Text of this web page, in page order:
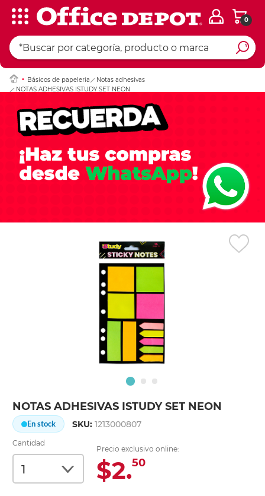
0
Básicos de papeleria
Notas adhesivas
NOTAS ADHESIVAS ISTUDY SET NEON
NOTAS ADHESIVAS ISTUDY SET NEON
En stock SKU:1213000807
Cantidad
Precio exclusivo online:
$2.50
Ingresar Codigo